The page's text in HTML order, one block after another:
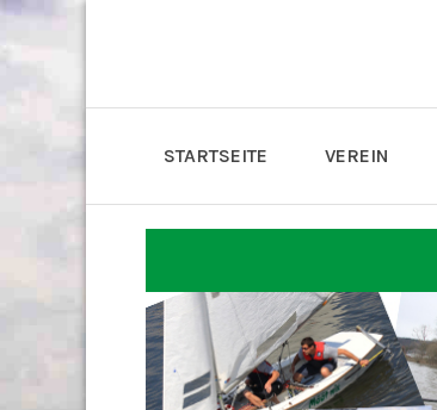
STARTSEITE VEREIN